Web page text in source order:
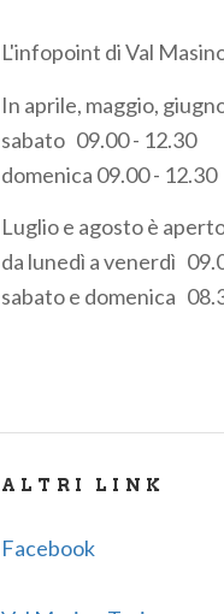
L'infopoint di Val
In aprile, maggio,
sabato 09.00 - 12.30
domenica 09.00 - 12.30
Luglio e agosto è
da lunedì a venerdì
sabato e domenica
ALTRI LINK
Facebook